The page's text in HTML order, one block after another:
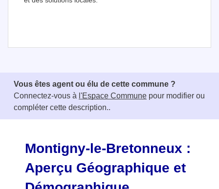
Vous êtes agent ou élu de cette commune ?
Connectez-vous à l'Espace Commune pour modifier ou
compléter cette description..
Montigny-le-Bretonneux :
Aperçu Géographique et